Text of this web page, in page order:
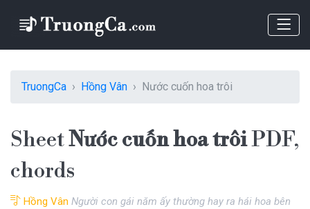
TruongCa Hồng Vân Nước cuốn hoa trôi
SheetNước cuốn hoa trôiPDF,
chords
Hồng Vân Người con gái năm ấy thường hay ra hái hoa bên